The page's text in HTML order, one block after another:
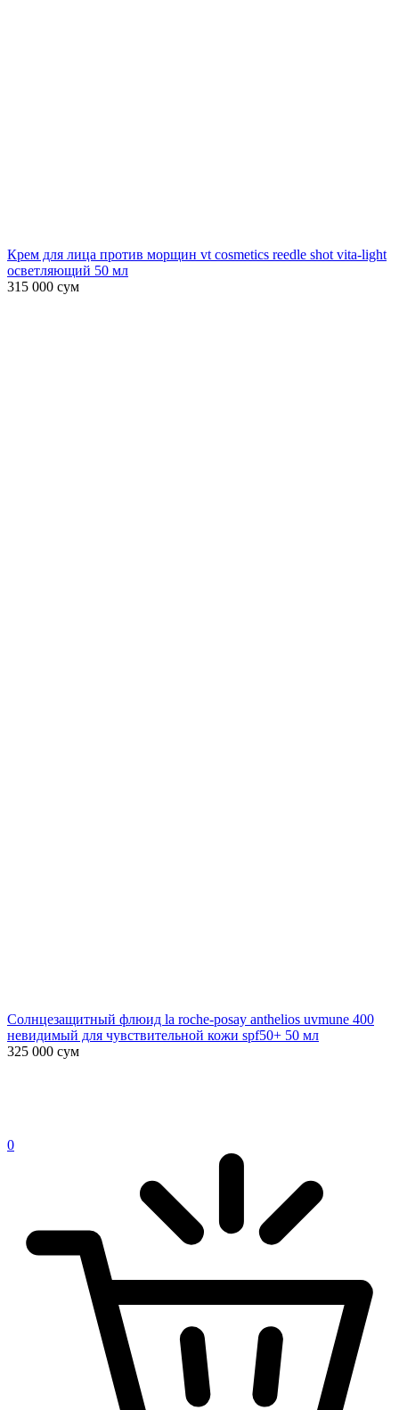
Крем для лица против морщин vt cosmetics reedle shot vita-light
осветляющий 50 мл
315 000 сум
Солнцезащитный флюид la roche-posay anthelios uvmune 400
невидимый для чувствительной кожи spf50+ 50 мл
325 000 сум
0